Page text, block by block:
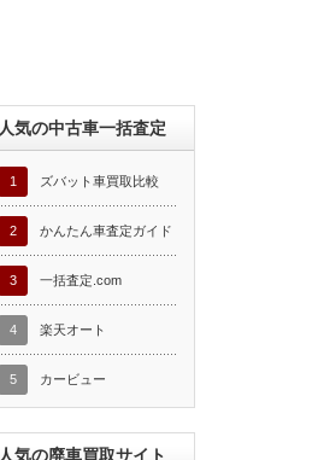
人気の中古車一括査定
1 ズバット車買取比較
2 かんたん車査定ガイド
3 一括査定.com
4 楽天オート
5 カービュー
人気の廃車買取サイト